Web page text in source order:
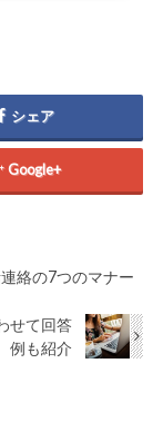
シェア
Google+
絡の7つのマナー
せて回答
例も紹介